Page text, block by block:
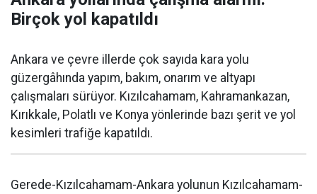
Birçok yol kapatıldı
Ankara ve çevre illerde çok sayıda kara yolu
güzergâhında yapım, bakım, onarım ve altyapı
çalışmaları sürüyor. Kızılcahamam, Kahramankazan,
Kırıkkale, Polatlı ve Konya yönlerinde bazı şerit ve yol
kesimleri trafiğe kapatıldı.
Gerede-Kızılcahamam-Ankara yolunun Kızılcahamam-